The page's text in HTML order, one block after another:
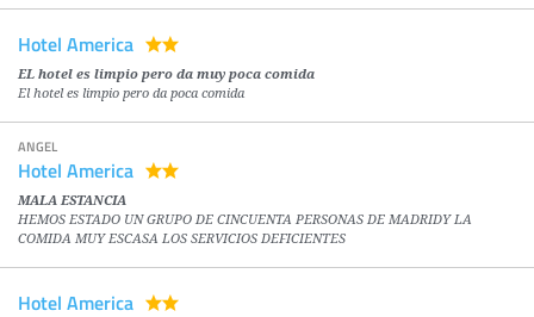
Hotel America
EL hotel es limpio pero da muy poca comida
El hotel es limpio pero da poca comida
ANGEL
Hotel America
MALA ESTANCIA
HEMOS ESTADO UN GRUPO DE CINCUENTA PERSONAS DE MADRIDY LA
COMIDA MUY ESCASA LOS SERVICIOS DEFICIENTES
Hotel America